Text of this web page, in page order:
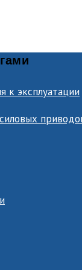
к эксплуатации